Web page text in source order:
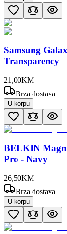
Samsung
Transparency
21 ,00KM
Brza dostava
U korpu
BELKIN
Pro - Navy
26,50KM
Brza dostava
U korpu